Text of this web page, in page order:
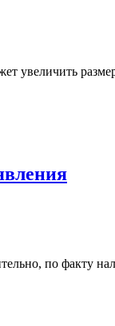
увеличить
по факту